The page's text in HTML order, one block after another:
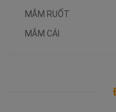
MẮM RUỐT
MẮM CÁI